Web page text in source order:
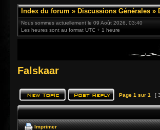
Index du forum » Discussions Générales »
Nous sommes actuellement le 09 Août 2026, 03:40
Les heures sont au format UTC + 1 heure
Falskaar
Page 1 sur 1 [
Imprimer